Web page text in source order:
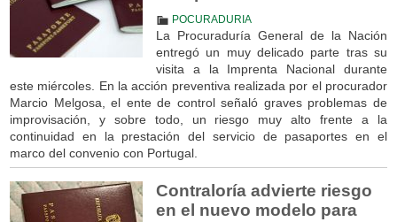
POCURADURIA
La Procuraduría General de la Nación
entregó un muy delicado parte tras su
visita a la Imprenta Nacional durante
este miércoles. En la acción preventiva realizada por el procurador
Marcio Melgosa, el ente de control señaló graves problemas de
improvisación, y sobre todo, un riesgo muy alto frente a la
continuidad en la prestación del servicio de pasaportes en el
marco del convenio con Portugal.
Contraloría advierte riesgo
en el nuevo modelo para